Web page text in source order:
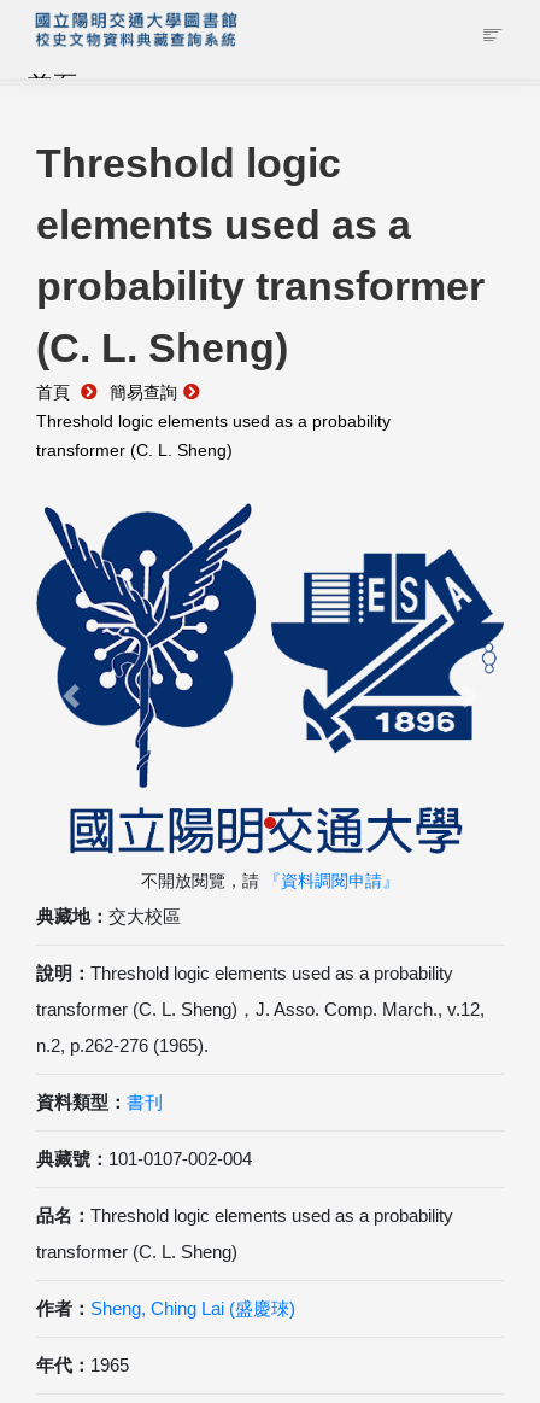
首頁
藏品查詢
校史館簡介
藏品清單全覽
資料調閱申請
管理者登入
Threshold logic
elements used as a
probability transformer
(C. L. Sheng)
首頁
簡易查詢
Threshold logic elements used as a probability
transformer (C. L. Sheng)
典藏地： 交大校區
說明： Threshold logic elements used as a probability
transformer (C. L. Sheng)，J. Asso. Comp. March., v.12,
n.2, p.262-276 (1965).
資料類型： 書刊
典藏號： 101-0107-002-004
品名： Threshold logic elements used as a probability
transformer (C. L. Sheng)
作者： Sheng, Ching Lai (盛慶琜)
年代： 1965
Previous Next
不開放閱覽，請 『資料調閱申請』